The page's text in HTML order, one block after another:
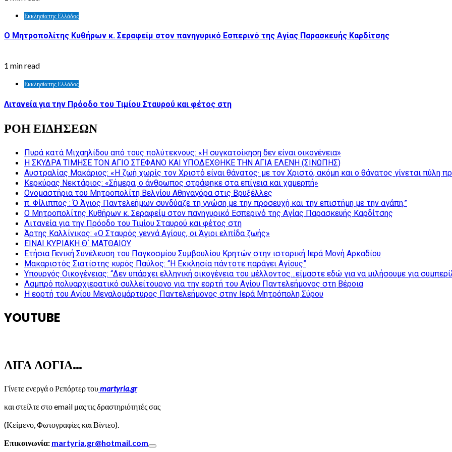
Εκκλησία της Ελλάδος
Ο Μητροπολίτης Κυθήρων κ. Σεραφείμ στον πανηγυρικό Εσπερινό της Αγίας Παρασκευής Καρδίτσης
1 min read
Εκκλησία της Ελλάδος
Λιτανεία για την Πρόοδο του Τιμίου Σταυρού και φέτος στη
ΡΟΗ ΕΙΔΗΣΕΩΝ
Πυρά κατά Μιχαηλίδου από τους πολύτεκνους: «Η συγκατοίκηση δεν είναι οικογένεια»
Η ΣΚΥΔΡΑ ΤΙΜΗΣΕ ΤΟΝ ΑΓΙΟ ΣΤΕΦΑΝΟ ΚΑΙ ΥΠΟΔΕΧΘΗΚΕ ΤΗΝ ΑΓΙΑ ΕΛΕΝΗ (ΣΙΝΩΠΗΣ)
Αυστραλίας Μακάριος: «Η ζωή χωρίς τον Χριστό είναι θάνατος· με τον Χριστό, ακόμη και ο θάνατος γίνεται πύλη
Κερκύρας Νεκτάριος: «Σήμερα, ο άνθρωπος στράφηκε στα επίγεια και χαμερπή»
Ονομαστήρια του Μητροπολίτη Βελγίου Αθηναγόρα στις Βρυξέλλες
π. Φίλιππος : Ό Άγιος Παντελεήμων συνδύαζε τη γνώση με την προσευχή και την επιστήμη με την αγάπη.”
Ο Μητροπολίτης Κυθήρων κ. Σεραφείμ στον πανηγυρικό Εσπερινό της Αγίας Παρασκευής Καρδίτσης
Λιτανεία για την Πρόοδο του Τιμίου Σταυρού και φέτος στη
Άρτης Καλλίνικος: «Ο Σταυρός γεννά Αγίους, οι Άγιοι ελπίδα ζωής»
ΕΙΝΑΙ ΚΥΡΙΑΚΗ Θ΄ ΜΑΤΘΑΙΟΥ
Ετήσια Γενική Συνέλευση του Παγκοσμίου Συμβουλίου Κρητών στην ιστορική Ιερά Μονή Αρκαδίου
Μακαριστός Σιατίστης κυρός Παύλος: “Η Εκκλησία πάντοτε παράγει Αγίους”
Υπουργός Οικογένειας: “Δεν υπάρχει ελληνική οικογένεια του μέλλοντος…είμαστε εδώ για να μιλήσουμε για
Λαμπρό πολυαρχιερατικό συλλείτουργο για την εορτή του Αγίου Παντελεήμονος στη Βέροια
Η εορτή του Αγίου Μεγαλομάρτυρος Παντελεήμονος στην Ιερά Μητρόπολη Σύρου
YOUTUBE
ΛΙΓΑ ΛΟΓΙΑ…
Γίνετε ενεργά ο Ρεπόρτερ τουmartyria.gr
και στείλτε στο email μας τις δραστηριότητές σας
(Κείμενο, Φωτογραφίες και Βίντεο).
Επικοινωνία: martyria.gr@hotmail.com